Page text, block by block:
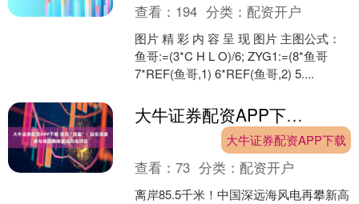
查看： 194 分类：配资开户
图片 精 彩 内 容 呈 现 图片 主图公式：
鱼哥:=(3*C H L O)/6; ZYG1:=(8*鱼哥
7*REF(鱼哥,1) 6*REF(鱼哥,2) 5....
大牛证券配资APP下载 逐风“深蓝”！远东深度参与我国离岸最远风电项目
大牛证券配资APP下载
查看：73 分类：配资开户
离岸85.5千米！中国深远海风电再攀新高